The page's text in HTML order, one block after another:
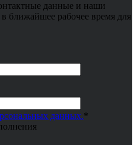
данные и наши
ближайшее рабочее время для
данных.*